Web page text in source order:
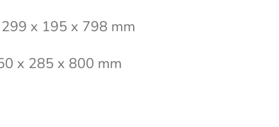
x 195 x 798 mm
x 285 x 800 mm